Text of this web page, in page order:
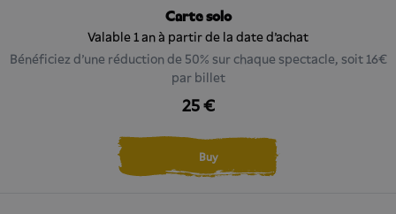
Carte solo
Valable 1 an à partir de la date d'achat
Bénéficiez d'une réduction de 50% sur chaque spectacle, soit 16€
par billet
25 €
Buy